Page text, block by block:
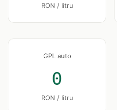
RON / litru
GPL auto
0
RON / litru